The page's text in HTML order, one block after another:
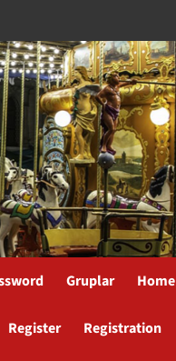
Gruplar Home
Register Registration